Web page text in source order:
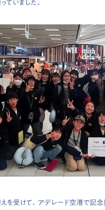
ていました。
受けて、アデレード空港で記念